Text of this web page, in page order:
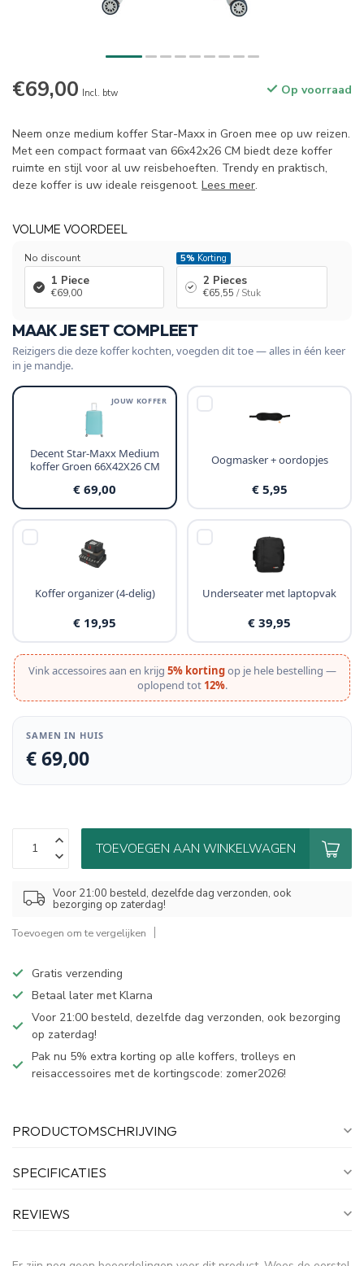
€69,00 Incl. btw Op voorraad
Neem onze medium koffer Star-Maxx in Groen mee op uw reizen.
Met een compact formaat van 66x42x26 CM biedt deze koffer
ruimte en stijl voor al uw reisbehoeften. Trendy en praktisch,
deze koffer is uw ideale reisgenoot. Lees meer.
VOLUME VOORDEEL
No discount
1 Piece
€69,00
5% Korting
2 Pieces
€65,55 / Stuk
MAAK JE SET COMPLEET
Reizigers die deze koffer kochten, voegden dit toe — alles in één keer
in je mandje.
JOUW KOFFER
Decent Star-Maxx Medium
koffer Groen 66X42X26 CM
€ 69,00
Oogmasker + oordopjes
€ 5,95
Koffer organizer (4-delig)
€ 19,95
Underseater met laptopvak
€ 39,95
Vink accessoires aan en krijg 5% kortingop je hele bestelling —
oplopend tot 12%.
SAMEN IN HUIS
€ 69,00
TOEVOEGEN AAN WINKELWAGEN
Voor 21:00 besteld, dezelfde dag verzonden, ook
bezorging op zaterdag!
Toevoegen om te vergelijken
Gratis verzending
Betaal later met Klarna
Voor 21:00 besteld, dezelfde dag verzonden, ook bezorging
op zaterdag!
Pak nu 5% extra korting op alle koffers, trolleys en
reisaccessoires met de kortingscode: zomer2026!
PRODUCTOMSCHRIJVING
SPECIFICATIES
REVIEWS